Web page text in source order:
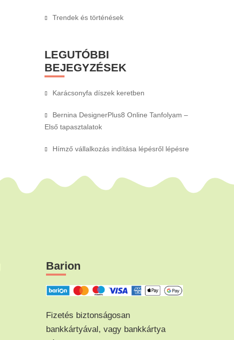
Trendek és történések
LEGUTÓBBI
BEJEGYZÉSEK
Karácsonyfa díszek keretben
Bernina DesignerPlus8 Online Tanfolyam –
Első tapasztalatok
Hímző vállalkozás indítása lépésről lépésre
Barion
Fizetés biztonságosan
bankkártyával, vagy bankkártya